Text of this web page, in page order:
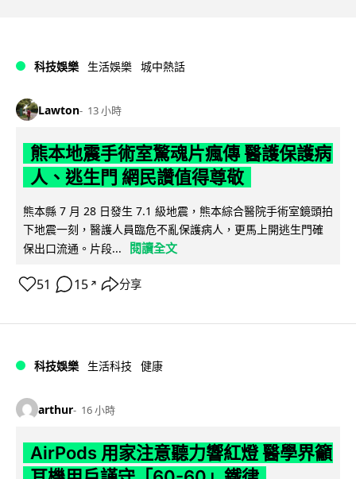
科技娛樂 生活娛樂 城中熱話
Lawton 13 小時
熊本地震手術室驚魂片瘋傳 醫護保護病
人、逃生門 網民讚值得尊敬
熊本縣 7 月 28 日發生 7.1 級地震，熊本綜合醫院手術室鏡頭拍
下地震一刻，醫護人員臨危不亂保護病人，更馬上開逃生門確
保出口流通。片段...
閱讀全文
51 15 ↗ 分享
科技娛樂 生活科技 健康
arthur 16 小時
AirPods 用家注意聽力響紅燈 醫學界籲